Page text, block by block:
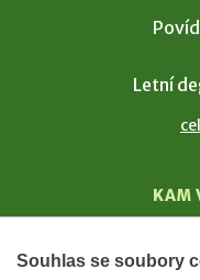
Letní
KAM
Souhlas se soubory